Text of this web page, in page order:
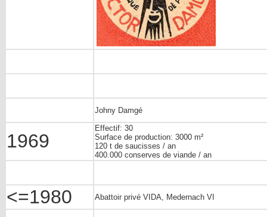
Johny Damgé
1969
Effectif: 30
Surface de production: 3000 m²
120 t de saucisses / an
400.000 conserves de viande / an
<=1980 Abattoir privé VIDA, Medernach VI